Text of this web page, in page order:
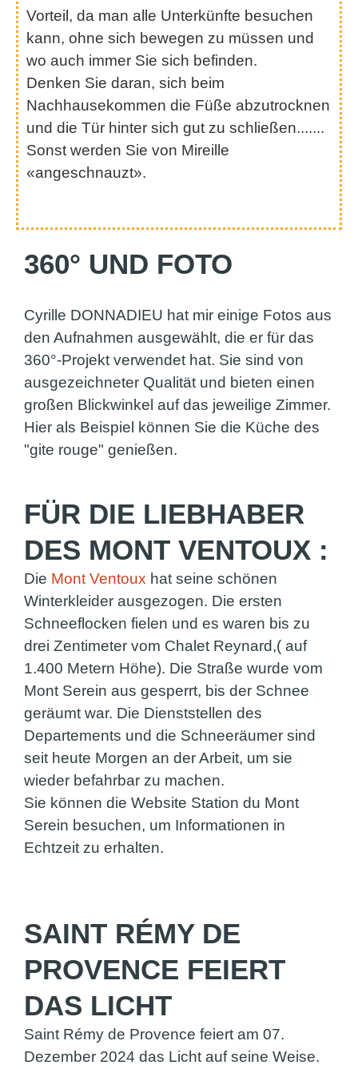
Vorteil, da man alle Unterkünfte besuchen
kann, ohne sich bewegen zu müssen und
wo auch immer Sie sich befinden.
Denken Sie daran, sich beim
Nachhausekommen die Füße abzutrocknen
und die Tür hinter sich gut zu schließen.......
Sonst werden Sie von Mireille
«angeschnauzt».
360° UND FOTO
Cyrille DONNADIEU hat mir einige Fotos aus
den Aufnahmen ausgewählt, die er für das
360°-Projekt verwendet hat. Sie sind von
ausgezeichneter Qualität und bieten einen
großen Blickwinkel auf das jeweilige Zimmer.
Hier als Beispiel können Sie die Küche des
"gite rouge" genießen.
FÜR DIE LIEBHABER
DES MONT VENTOUX :
Die Mont Ventoux hat seine schönen
Winterkleider ausgezogen. Die ersten
Schneeflocken fielen und es waren bis zu
drei Zentimeter vom Chalet Reynard,( auf
1.400 Metern Höhe). Die Straße wurde vom
Mont Serein aus gesperrt, bis der Schnee
geräumt war. Die Dienststellen des
Departements und die Schneeräumer sind
seit heute Morgen an der Arbeit, um sie
wieder befahrbar zu machen.
Sie können die Website Station du Mont
Serein besuchen, um Informationen in
Echtzeit zu erhalten.
SAINT RÉMY DE
PROVENCE FEIERT
DAS LICHT
Saint Rémy de Provence feiert am 07.
Dezember 2024 das Licht auf seine Weise.